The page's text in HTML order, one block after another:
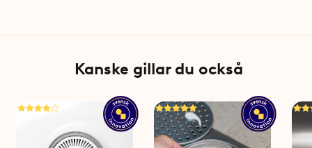
Kanske gillar du också